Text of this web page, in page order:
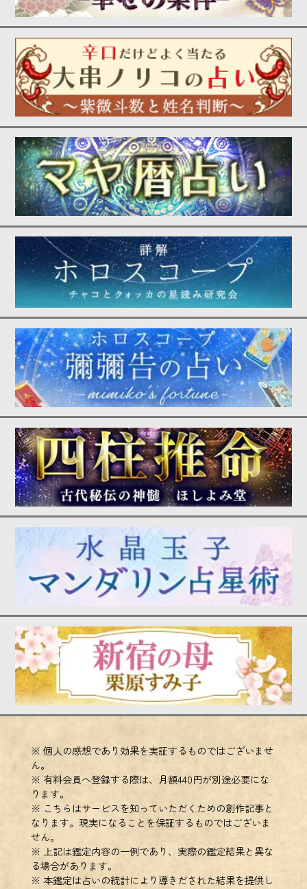
※ 個人の感想であり効果を実証するものではございませ
ん。
※ 有料会員へ登録する際は、月額440円が別途必要にな
ります。
※ こちらはサービスを知っていただくための創作記事と
なります。現実になることを保証するものではございま
せん。
※ 上記は鑑定内容の一例であり、実際の鑑定結果と異な
る場合があります。
※ 本鑑定は占いの統計により導きだされた結果を提供し